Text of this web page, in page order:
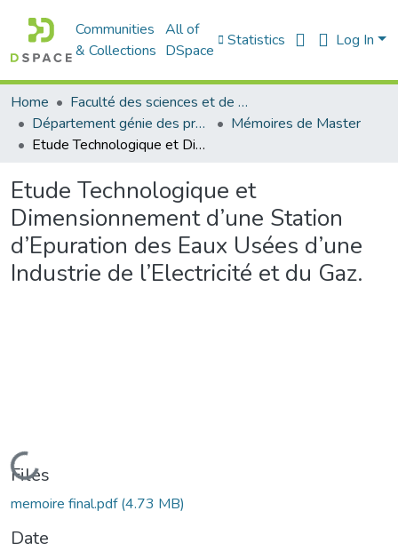
Communities
& Collections
All of
DSpace
Statistics Log In
Home
Faculté des sciences et de la technologie
Département génie des procédés
Mémoires de Master
Etude Technologique et Dimensionnement d’une Station d’Epuration des Eaux Usées d’une Industrie de l’Electricité et du Gaz.
Etude Technologique et
Dimensionnement d’une Station
d’Epuration des Eaux Usées d’une
Industrie de l’Electricité et du Gaz.
Loading...
Files
memoire final.pdf(4.73 MB)
Date